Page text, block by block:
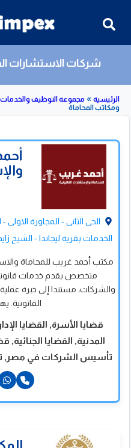
شركات الاستشارات
»
مجموعة التوظيف والخدمات
قائمة
الاستشارات
ومكاتب
المحاماة
غريب
الخدمات بقرية ليجاندا - الشيخ
مكتب أحمد غريب للمحاماة
متخصص يقدم خدمات
القانونية.
قضايا الأسرة, القضايا
المدنية, القضايا
تأسيس الشركات في مصر,